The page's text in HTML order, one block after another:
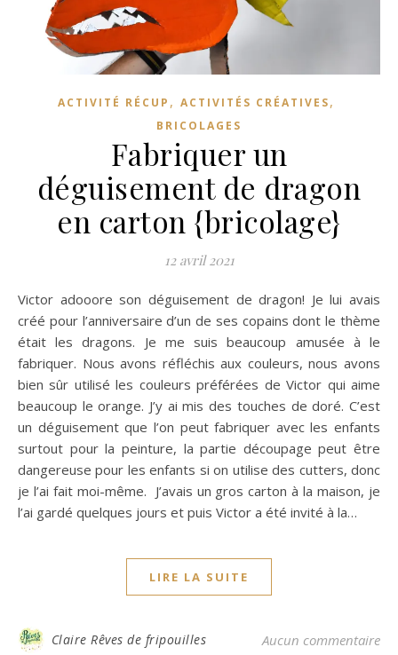
ACTIVITÉ RÉCUP , ACTIVITÉS CRÉATIVES,
BRICOLAGES
Fabriquer un
déguisement de dragon
en carton {bricolage}
12 avril 2021
Victor adooore son déguisement de dragon! Je lui avais
créé pour l’anniversaire d’un de ses copains dont le thème
était les dragons. Je me suis beaucoup amusée à le
fabriquer. Nous avons réfléchis aux couleurs, nous avons
bien sûr utilisé les couleurs préférées de Victor qui aime
beaucoup le orange. J’y ai mis des touches de doré. C’est
un déguisement que l’on peut fabriquer avec les enfants
surtout pour la peinture, la partie découpage peut être
dangereuse pour les enfants si on utilise des cutters, donc
je l’ai fait moi-même. J’avais un gros carton à la maison, je
l’ai gardé quelques jours et puis Victor a été invité à la…
LIRE LA SUITE
Claire Rêves de fripouilles Aucun commentaire